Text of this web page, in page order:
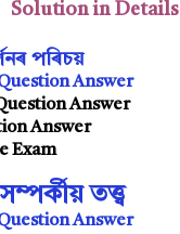
Solution in Details
পৰিচয়
Answer
Answer
Answer
Exam
তত্ত্ব
Answer